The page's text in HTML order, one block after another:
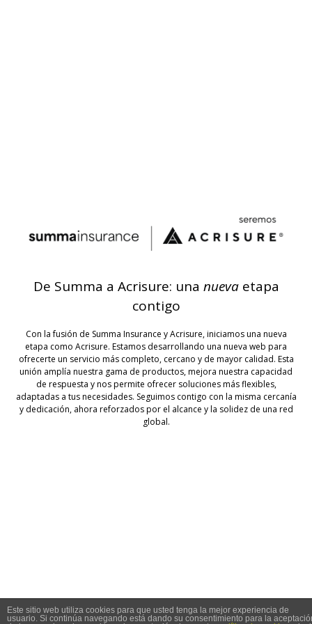
De Summa a Acrisure: una nuevaetapa
contigo
Con la fusión de Summa Insurance y Acrisure, iniciamos una nueva
etapa como Acrisure. Estamos desarrollando una nueva web para
ofrecerte un servicio más completo, cercano y de mayor calidad. Esta
unión amplía nuestra gama de productos, mejora nuestra capacidad
de respuesta y nos permite ofrecer soluciones más flexibles,
adaptadas a tus necesidades. Seguimos contigo con la misma cercanía
y dedicación, ahora reforzados por el alcance y la solidez de una red
global.
© 2026 Summa Seguros
Este sitio web utiliza cookies para que usted tenga la mejor experiencia de
usuario. Si continúa navegando está dando su consentimiento para la